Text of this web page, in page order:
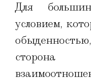
Для
условием,